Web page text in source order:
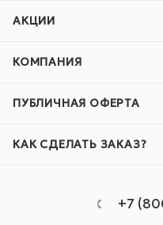
АКЦИИ
КОМПАНИЯ
ПУБЛИЧНАЯ ОФЕРТА
КАК СДЕЛАТЬ ЗАКАЗ?
+7